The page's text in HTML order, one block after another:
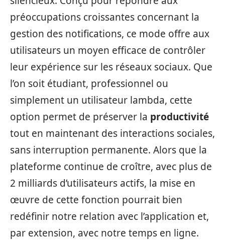
préoccupations croissantes concernant la
gestion des notifications, ce mode offre aux
utilisateurs un moyen efficace de contrôler
leur expérience sur les réseaux sociaux. Que
l’on soit étudiant, professionnel ou
simplement un utilisateur lambda, cette
option permet de préserver la productivité
tout en maintenant des interactions sociales,
sans interruption permanente. Alors que la
plateforme continue de croître, avec plus de
2 milliards d’utilisateurs actifs, la mise en
œuvre de cette fonction pourrait bien
redéfinir notre relation avec l’application et,
par extension, avec notre temps en ligne.